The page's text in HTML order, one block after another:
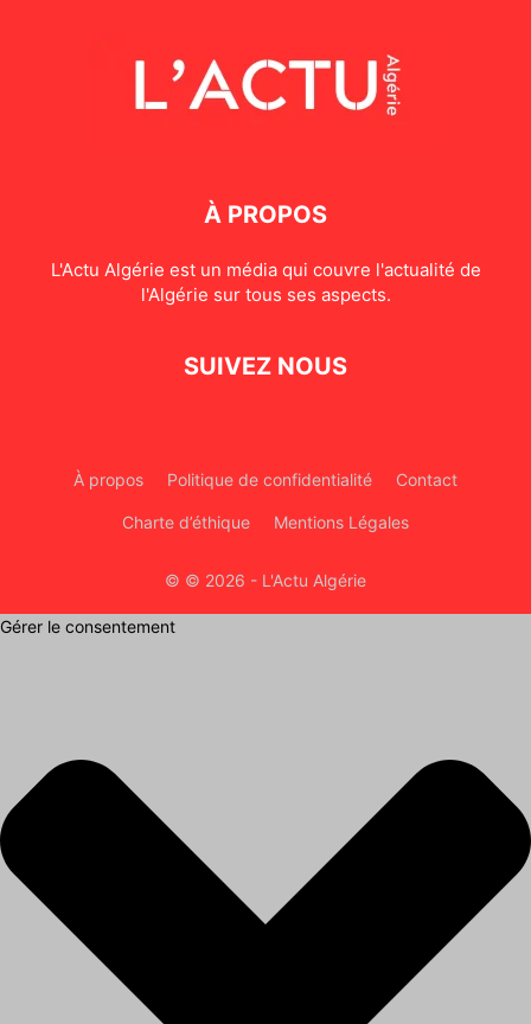
À PROPOS
L'Actu Algérie est un média qui couvre l'actualité de
l'Algérie sur tous ses aspects.
SUIVEZ NOUS
À propos Politique de confidentialité Contact
Charte d’éthique Mentions Légales
© © 2026 - L'Actu Algérie
Gérer le consentement